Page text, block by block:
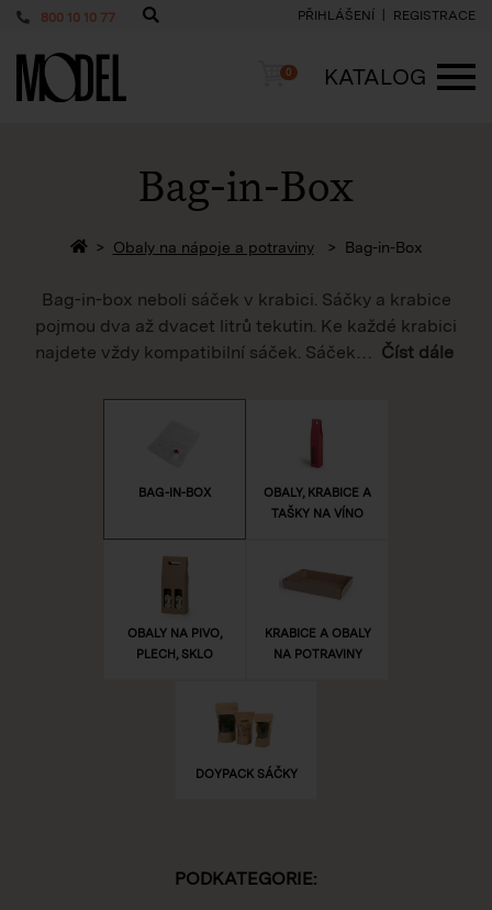
800 10 10 77 PŘIHLÁŠENÍ REGISTRACE
PackShop Košík
0
KATALOG
Bag-in-Box
Zpět na homepage
Obaly na nápoje a potraviny Bag-in-Box
Bag-in-box neboli sáček v krabici. Sáčky a krabice
pojmou dva až dvacet litrů tekutin. Ke každé krabici
najdete vždy kompatibilní sáček. Sáček
Číst dále
BAG-IN-BOX
OBALY, KRABICE A
TAŠKY NA VÍNO
OBALY NA PIVO,
PLECH, SKLO
KRABICE A OBALY
NA POTRAVINY
DOYPACK SÁČKY
PODKATEGORIE: